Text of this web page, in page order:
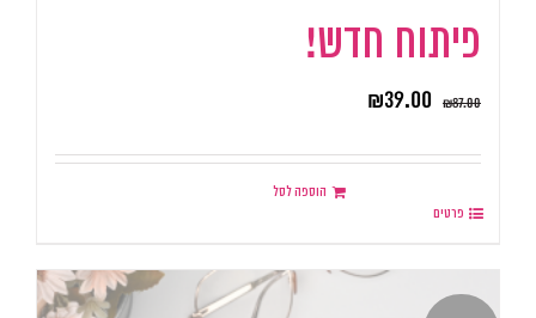
פיתוח חדש!
₪87.00
₪39.00
הוספה לסל
פרטים